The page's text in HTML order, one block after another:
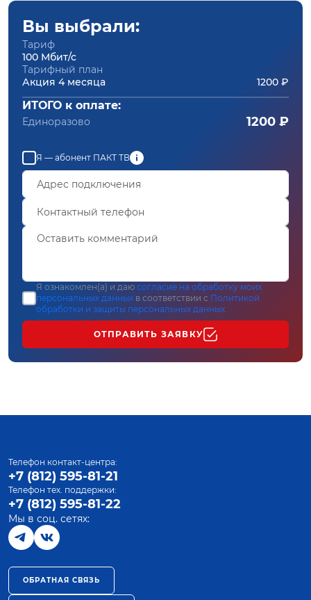
Вы выбрали:
Тариф
100 Мбит/с
Тарифный план
Акция 4 месяца
1200 ₽
ИТОГО к оплате:
Единоразово 1200 ₽
Я — абонент ПАКТ ТВ
Я ознакомлен(а) и даю согласие на обработку моих
персональных данных в соответствии с Политикой
обработки и защиты персональных данных
ОТПРАВИТЬ ЗАЯВКУ
Телефон контакт-центра:
+7 (812) 595-81-21
Телефон тех. поддержки:
+7 (812) 595-81-22
Мы в соц. сетях:
ОБРАТНАЯ СВЯЗЬ